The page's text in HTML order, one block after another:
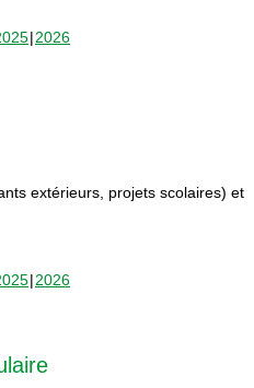
2026
extérieurs, projets scolaires) et
2026